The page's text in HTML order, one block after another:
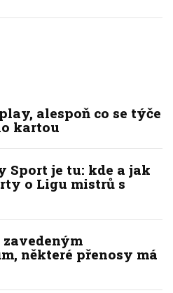
alespoň co se týče
kartou
Sport je tu: kde a jak
o Ligu mistrů s
některé přenosy má